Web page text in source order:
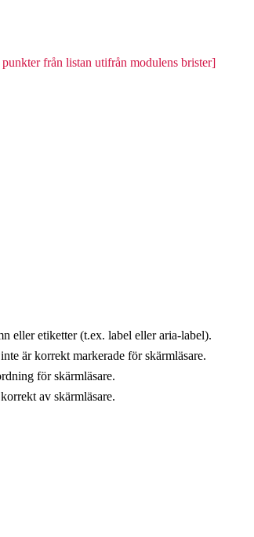
från listan utifrån modulens brister]
eller etiketter (t.ex. label eller aria-label).
är korrekt markerade för skärmläsare.
för skärmläsare.
av skärmläsare.